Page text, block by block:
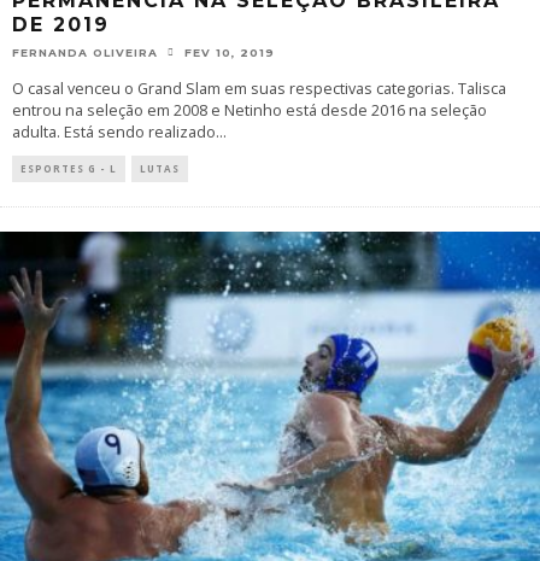
DE 2019
FERNANDA OLIVEIRA FEV 10, 2019
O casal venceu o Grand Slam em suas respectivas categorias. Talisca
entrou na seleção em 2008 e Netinho está desde 2016 na seleção
adulta. Está sendo realizado...
ESPORTES G - L LUTAS